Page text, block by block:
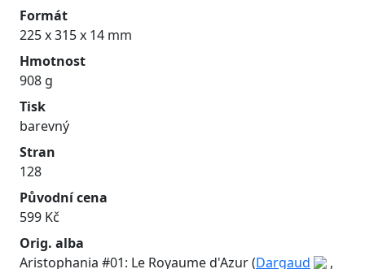
Formát
225 x 315 x 14 mm
Hmotnost
908 g
Tisk
barevný
Stran
128
Původní cena
599 Kč
Orig. alba
Aristophania #01: Le Royaume d'Azur (Dargaud ,